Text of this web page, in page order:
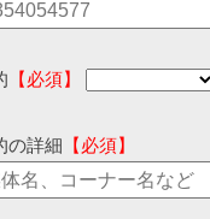
【必須】
の詳細 【必須】